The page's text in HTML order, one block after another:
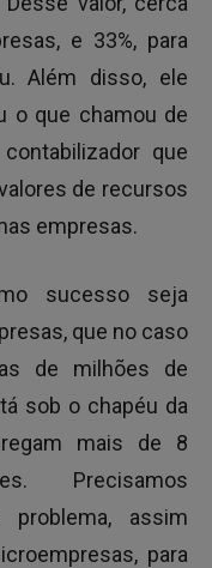
e 33%, para
Além disso, ele
o que chamou de
que
de recursos
empresas.
sucesso seja
que no caso
de milhões de
sob o chapéu da
mais de 8
Precisamos
problema, assim
para